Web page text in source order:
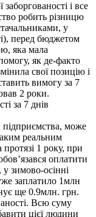
і все
робить різницю
у
перед бюджетом
яка мала
як де-факто
свої позицію і
вимогу за 7
2 роки.
за 7 днів
підприємства, може
реальним
1 року, при
оплатити
у зимово-осінні
заплатило 1млн
ще 0.9млн. грн.
Всю суму
цієї людини